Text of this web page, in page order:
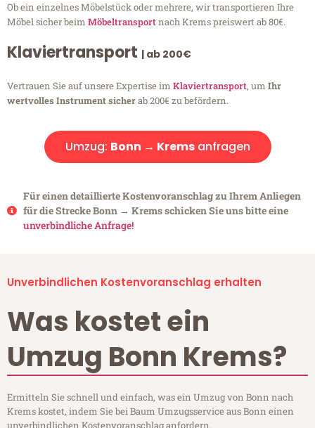
Ob ein einzelnes Möbelstück oder mehrere, wir transportieren Ihre
Möbel sicher beim Möbeltransportnach Krems preiswert ab 80€.
Klaviertransport | ab 200€
Vertrauen Sie auf unsere Expertise im Klaviertransport, um Ihr
wertvolles Instrument sicherab 200€ zu befördern.
Umzug: Bonn → Kremsanfragen
Für einen detaillierte Kostenvoranschlag zu Ihrem Anliegen
für die Strecke Bonn → Krems schicken Sie uns bitte eine
unverbindliche Anfrage!
Unverbindlichen Kostenvoranschlag erhalten
Was kostet ein
Umzug Bonn Krems?
Ermitteln Sie schnell und einfach, was ein Umzug von Bonn nach
Krems kostet, indem Sie bei Baum Umzugsservice aus Bonn einen
unverbindlichen Kostenvoranschlag anfordern.